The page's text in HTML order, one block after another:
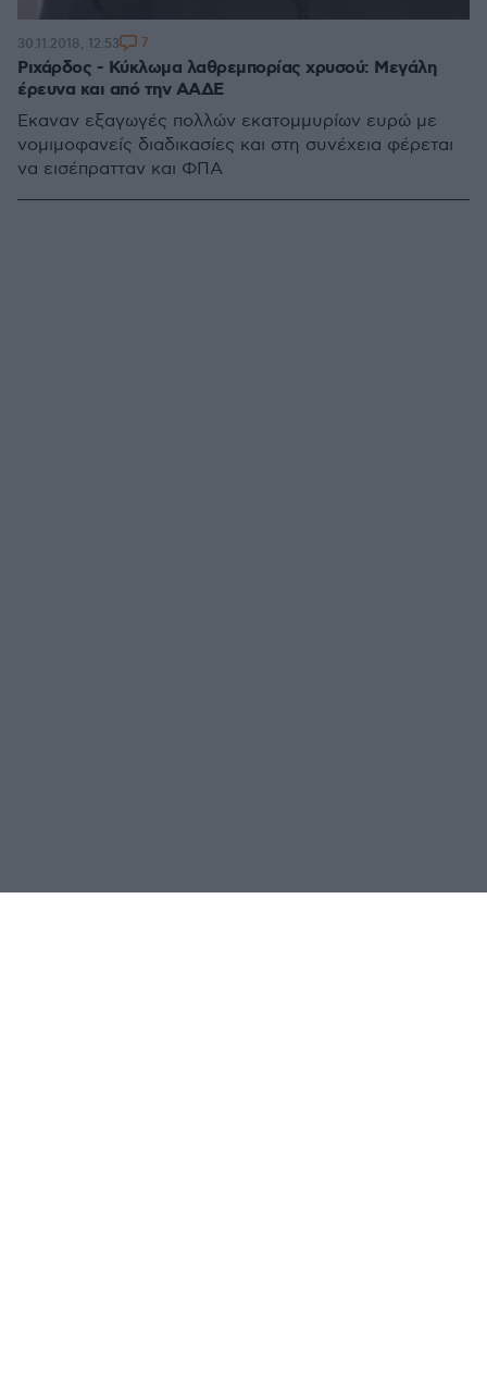
Ριχάρδος - Κύκλωμα λαθρεμπορίας χρυσού: Μεγάλη
έρευνα και από την ΑΑΔΕ
Έκαναν εξαγωγές πολλών εκατομμυρίων ευρώ με
νομιμοφανείς διαδικασίες και στη συνέχεια φέρεται
να εισέπρατταν και ΦΠΑ
30.11.2018, 12:53 7